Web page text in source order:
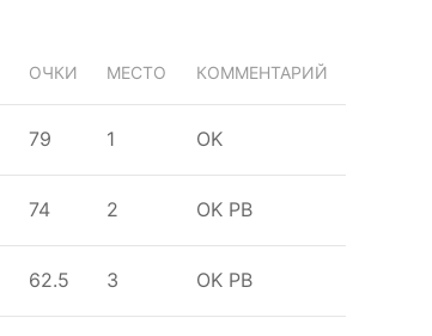
ОЧКИ МЕСТО КОММЕНТАРИЙ
79 1 OK
74 2 OK PB
62.5 3 OK PB